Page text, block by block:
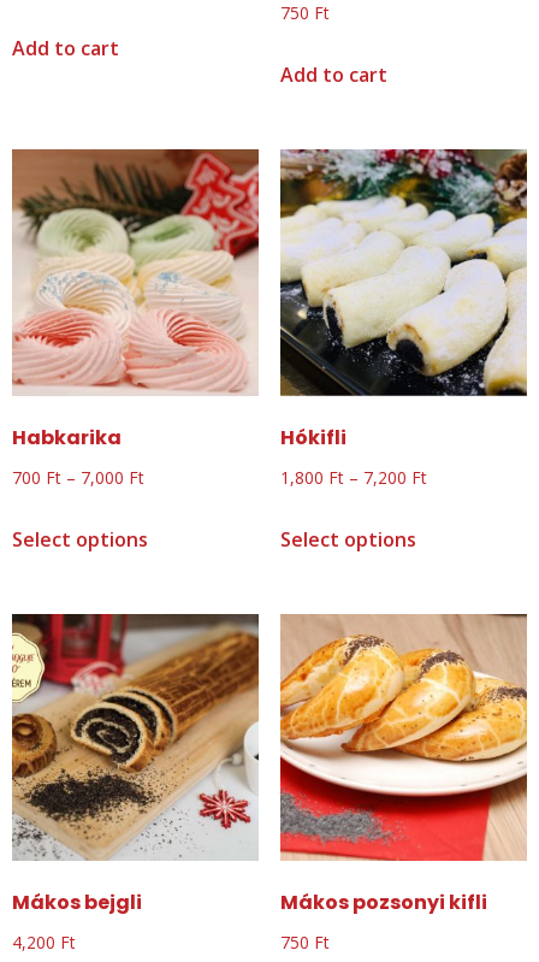
Add to cart
750 Ft
Add to cart
Habkarika
700 Ft – 7,000 Ft
Select options
Hókifli
1,800 Ft– 7,200 Ft
Select options
Mákos bejgli
4,200 Ft
Mákos pozsonyi kifli
750 Ft